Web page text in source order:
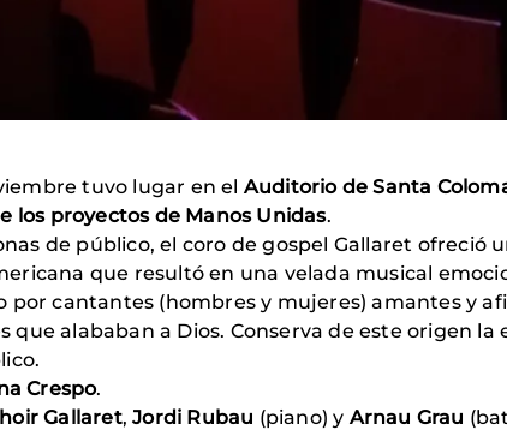
tuvo lugar en el Auditorio de Santa
los proyectos de Manos Unidas.
de público, el coro de gospel Gallaret
que resultó en una velada musical
por cantantes (hombres y mujeres) amantes y
que alababan a Dios. Conserva de este origen
Crespo.
Gallaret, Jordi Rubau (piano) y Arnau Grau